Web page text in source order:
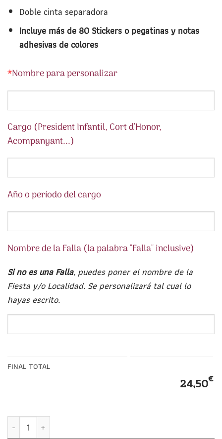
Doble cinta separadora
Incluye más de 80 Stickers o pegatinas y notas
adhesivas de colores
*Nombre para personalizar
Cargo (President Infantil, Cort d'Honor,
Acompanyant...)
Año o período del cargo
Nombre de la Falla (la palabra "Falla" inclusive)
Si no es una Falla, puedes poner el nombre de la
Fiesta y/o Localidad. Se personalizará tal cual lo
hayas escrito.
FINAL TOTAL
24,50€
Agenda Fallera PERSONALIZADA con Ilustración de Fallero